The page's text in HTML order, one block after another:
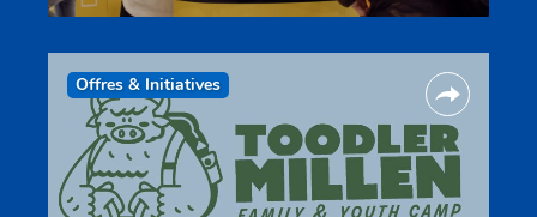
Offres & Initiatives